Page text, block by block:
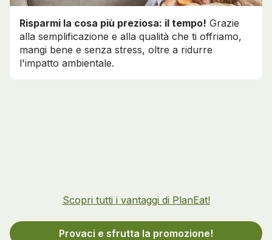
Risparmi la cosa più preziosa: il tempo! Grazie
alla semplificazione e alla qualità che ti offriamo,
mangi bene e senza stress, oltre a ridurre
l'impatto ambientale.
Scopri tutti i vantaggi di PlanEat!
Provaci e sfrutta la promozione!